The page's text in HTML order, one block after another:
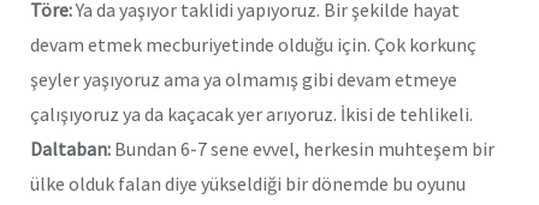
Töre:Ya da yaşıyor taklidi yapıyoruz. Bir şekilde hayat
devam etmek mecburiyetinde olduğu için. Çok korkunç
şeyler yaşıyoruz ama ya olmamış gibi devam etmeye
çalışıyoruz ya da kaçacak yer arıyoruz. İkisi de tehlikeli.
Daltaban: Bundan 6-7 sene evvel, herkesin muhteşem bir
ülke olduk falan diye yükseldiği bir dönemde bu oyunu